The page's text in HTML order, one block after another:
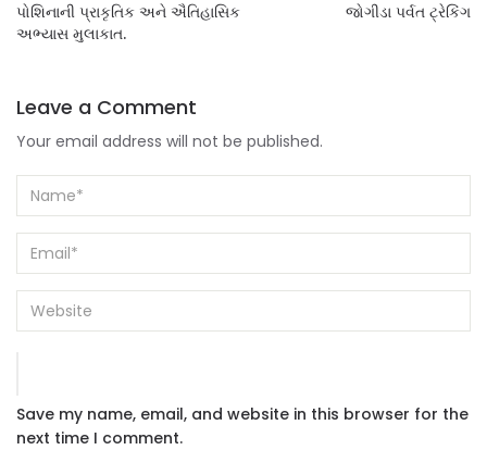
પોશિનાની પ્રાકૃતિક અને ઐતિહાસિક
અભ્યાસ મુલાકાત.
જોગીડા પર્વત ટ્રેકિંગ
Leave a Comment
Your email address will not be published.
Save my name, email, and website in this browser for the
next time I comment.